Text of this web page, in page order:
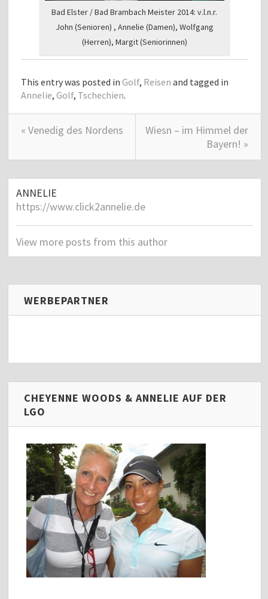
Bad Elster / Bad Brambach Meister 2014: v.l.n.r.
John (Senioren) , Annelie (Damen), Wolfgang
(Herren), Margit (Seniorinnen)
This entry was posted inGolf, Reisen and tagged in
Annelie,Golf, Tschechien.
« Venedig des Nordens
Wiesn – im Himmel der
Bayern! »
ANNELIE
https://www.click2annelie.de
View more posts from this author
WERBEPARTNER
CHEYENNE WOODS & ANNELIE AUF DER
LGO